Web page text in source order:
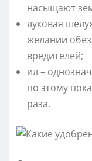
насыщают
луковая
желании
вредителей;
ил –
по этому
раза.